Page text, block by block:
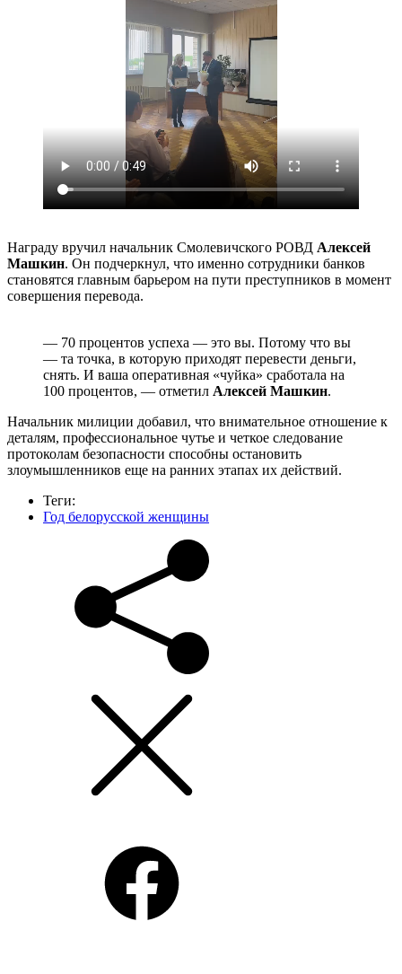
Награду вручил начальник Смолевичского РОВД Алексей
Машкин. Он подчеркнул, что именно сотрудники банков
становятся главным барьером на пути преступников в момент
совершения перевода.
— 70 процентов успеха — это вы. Потому что вы
— та точка, в которую приходят перевести деньги,
снять. И ваша оперативная «чуйка» сработала на
100 процентов, — отметил Алексей Машкин.
Начальник милиции добавил, что внимательное отношение к
деталям, профессиональное чутье и четкое следование
протоколам безопасности способны остановить
злоумышленников еще на ранних этапах их действий.
Теги:
Год белорусской женщины